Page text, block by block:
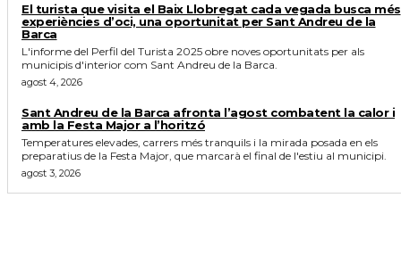
El turista que visita el Baix Llobregat cada vegada busca més
experiències d’oci, una oportunitat per Sant Andreu de la
Barca
L'informe del Perfil del Turista 2025 obre noves oportunitats per als
municipis d'interior com Sant Andreu de la Barca.
agost 4, 2026
Sant Andreu de la Barca afronta l’agost combatent la calor i
amb la Festa Major a l’horitzó
Temperatures elevades, carrers més tranquils i la mirada posada en els
preparatius de la Festa Major, que marcarà el final de l'estiu al municipi.
agost 3, 2026